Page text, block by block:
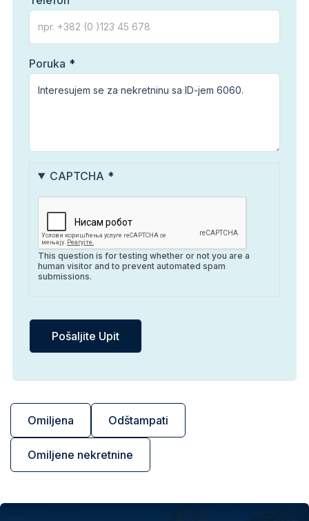
Omiljena Odštampati
Omiljene nekretnine
Poruka
CAPTCHA
This question is for testing whether or not you are a
human visitor and to prevent automated spam
submissions.